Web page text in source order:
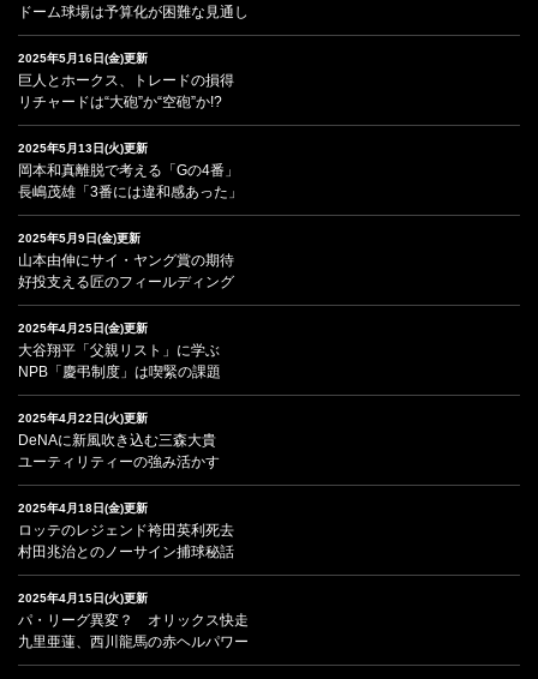
ドーム球場は予算化が困難な見通し
2025年5月16日(金)更新
巨人とホークス、トレードの損得
リチャードは“大砲”か“空砲”か!?
2025年5月13日(火)更新
岡本和真離脱で考える「Gの4番」
長嶋茂雄「3番には違和感あった」
2025年5月9日(金)更新
山本由伸にサイ・ヤング賞の期待
好投支える匠のフィールディング
2025年4月25日(金)更新
大谷翔平「父親リスト」に学ぶ
NPB「慶弔制度」は喫緊の課題
2025年4月22日(火)更新
DeNAに新風吹き込む三森大貴
ユーティリティーの強み活かす
2025年4月18日(金)更新
ロッテのレジェンド袴田英利死去
村田兆治とのノーサイン捕球秘話
2025年4月15日(火)更新
パ・リーグ異変？ オリックス快走
九里亜蓮、西川龍馬の赤ヘルパワー